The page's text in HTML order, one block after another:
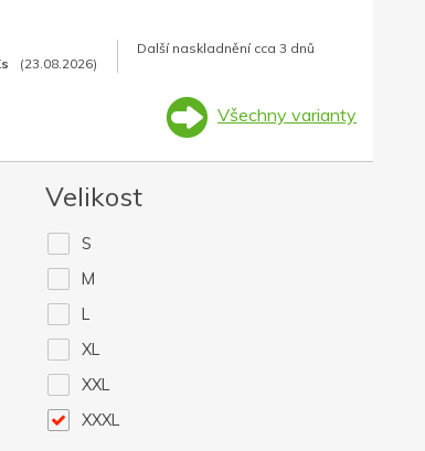
(23.08.2026)
Další naskladnění cca 3 dnů
Všechny varianty
Velikost
S
M
L
XL
XXL
XXXL